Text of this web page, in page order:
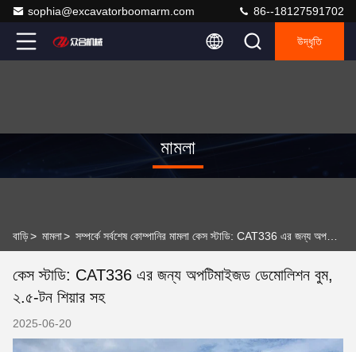
sophia@excavatorboomarm.com 86--18127591702
উদ্ধৃতি
মামলা
বাড়ি> মামলা>
কেস স্টাডি: CAT336 এর জন্য অপটিমাইজড ডেমোলিশন বুম,
২.৫-টন শিয়ার সহ
2025-06-20